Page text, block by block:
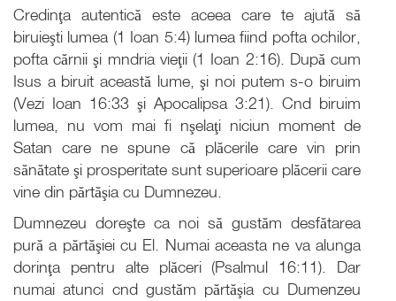
Credinţa autentică este aceea care te ajută să
biruieşti lumea (1 Ioan 5:4) lumea fiind pofta ochilor,
pofta cărnii şi mndria vieţii (1 Ioan 2:16). După cum
Isus a biruit această lume, şi noi putem s-o biruim
(Vezi Ioan 16:33 şi Apocalipsa 3:21). Cnd biruim
lumea, nu vom mai fi nşelaţi niciun moment de
Satan care ne spune că plăcerile care vin prin
sănătate şi prosperitate sunt superioare plăcerii care
vine din părtăşia cu Dumnezeu.
Dumnezeu doreşte ca noi să gustăm desfătarea
pură a părtăşiei cu El. Numai aceasta ne va alunga
dorinţa pentru alte plăceri (Psalmul 16:11). Dar
numai atunci cnd gustăm părtăşia cu Dumenzeu